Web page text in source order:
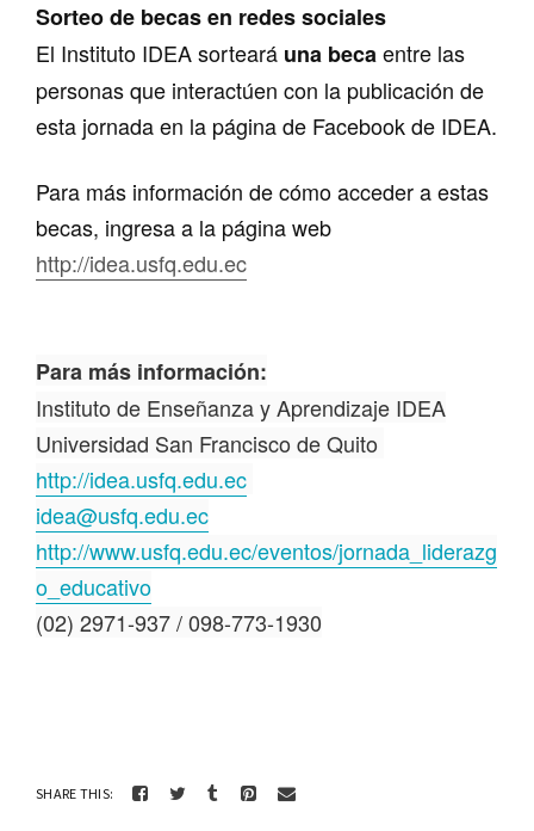
Sorteo de becas en redes sociales
El Instituto IDEA sorteará una becaentre las
personas que interactúen con la publicación de
esta jornada en la página de Facebook de IDEA.
Para más información de cómo acceder a estas
becas, ingresa a la página web
http://idea.usfq.edu.ec
Para más información:
Instituto de Enseñanza y Aprendizaje IDEA
Universidad San Francisco de Quito
http://idea.usfq.edu.ec
idea@usfq.edu.ec
http://www.usfq.edu.ec/eventos/jornada_liderazg
o_educativo
(02) 2971-937 / 098-773-1930
SHARE THIS: